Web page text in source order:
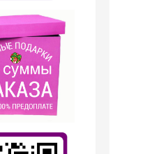
Парфюмерия Shaik
SHAIK /
Парфюмерная вода
№ 42 Chanel Chance
Еаu Fraiche, 50 мл.